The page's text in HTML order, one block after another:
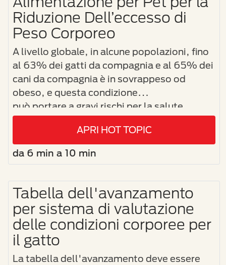
Riduzione Dell’eccesso di
Peso Corporeo
A livello globale, in alcune popolazioni, fino
al 63% dei gatti da compagnia e al 65% dei
cani da compagnia è in sovrappeso od
obeso, e questa condizione
può portare a gravi rischi per la salute.
Tuttavia, molti proprietari di pet fanno
fatica ad accettare che il loro cane o gatto
sia in sovrappeso, e non comprendono che
per i loro pet.
APRI HOT TOPIC
da 6 min a 10 min
Tabella dell'avanzamento
per sistema di valutazione
delle condizioni corporee per
il gatto
La tabella dell'avanzamento deve essere